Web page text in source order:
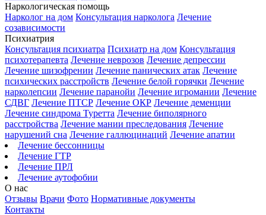
Наркологическая помощь
Нарколог на дом Консультация нарколога Лечение
созависимости
Психиатрия
Консультация психиатра Психиатр на дом Консультация
психотерапевта Лечение неврозов Лечение депрессии
Лечение шизофрении Лечение панических атак Лечение
психических расстройств Лечение белой горячки Лечение
нарколепсии Лечение паранойи Лечение игромании Лечение
СДВГ Лечение ПТСР Лечение ОКР Лечение деменции
Лечение синдрома Туретта Лечение биполярного
расстройства Лечение мании преследования Лечение
нарушений сна Лечение галлюцинаций Лечение апатии
Лечение бессонницы
Лечение ГТР
Лечение ПРЛ
Лечение аутофобии
О нас
Отзывы Врачи Фото Нормативные документы
Контакты